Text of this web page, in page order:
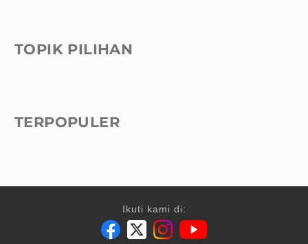
TOPIK PILIHAN
TERPOPULER
Ikuti kami di: